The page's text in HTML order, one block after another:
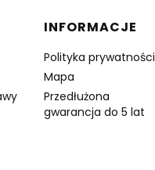
INFORMACJE
Polityka prywatności
Mapa
Przedłużona
gwarancja do 5 lat